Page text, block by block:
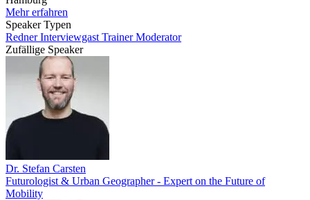
Mehr erfahren
Speaker Typen
RednerInterviewgast TrainerModerator
Zufällige Speaker
Dr. Stefan Carsten
Futurologist & Urban Geographer - Expert on the Future of
Mobility